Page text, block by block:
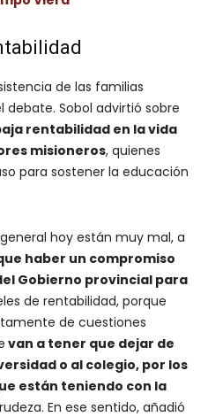
de las familias
Sobol advirtió sobre
rentabilidad en la vida
misioneros, quienes
para sostener la educación
hoy están muy mal, a
haber un compromiso
Gobierno provincial para
de rentabilidad, porque
de cuestiones
van a tener que dejar de
o al colegio, por los
están teniendo con la
En ese sentido, añadió